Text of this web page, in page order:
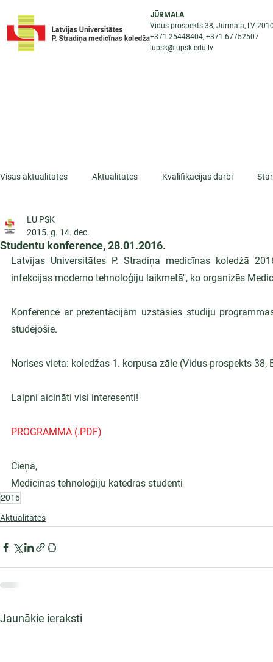
JŪRMALA
Vidus prospekts 38, Jūrmala, LV-
+371 25448404, +371 67752507
lupsk@lupsk.edu.lv
Visas aktualitātes Aktualitātes Kvalifikācijas darbi
ESF projekti
Studentu konference, 28.01.2016.
LU PSK
2015. g. 14. dec.
Latvijas Universitātes P. Stradiņa medicīnas koledžā
infekcijas moderno tehnoloģiju laikmetā", ko organizēs
Konferencē ar prezentācijām uzstāsies studiju
studējošie.
Norises vieta: koledžas 1. korpusa zāle (Vidus prospekts
Laipni aicināti visi interesenti!
PROGRAMMA (.PDF)
Cieņā,
Medicīnas tehnoloģiju katedras studenti
2015
Aktualitātes
Jaunākie ieraksti